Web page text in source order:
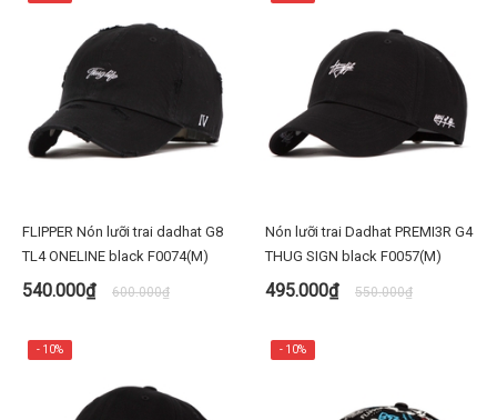
FLIPPER Nón lưỡi trai dadhat G8
TL4 ONELINE black F0074(M)
540.000₫ 600.000₫
Nón lưỡi trai Dadhat PREMI3R G4
THUG SIGN black F0057(M)
495.000₫ 550.000₫
- 10% - 10%